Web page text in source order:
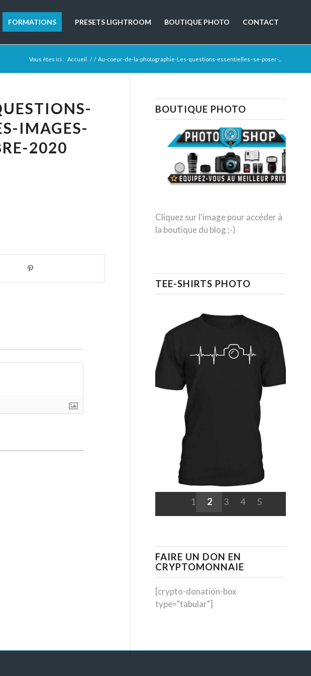
FORMATIONS PRESETS LIGHTROOM BOUTIQUE PHOTO CONTACT
Vous êtes ici : Accueil / / Au-coeur-de-la-photographie-Les-questions-essentielles–se-poser-...
IMAGES-
2020
BOUTIQUE PHOTO
Cliquez sur l'image pour accéder à
la boutique du blog ;-)
TEE-SHIRTS PHOTO
1 2 3 4 5
FAIRE UN DON EN
CRYPTOMONNAIE
[crypto-donation-box
type="tabular"]